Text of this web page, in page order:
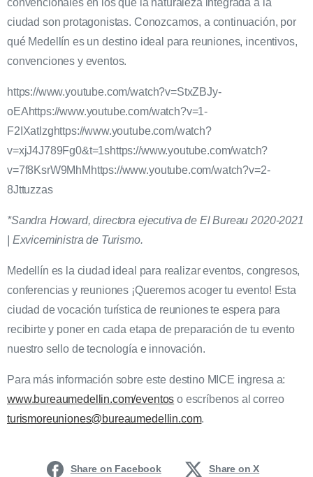
convencionales en los que la naturaleza integrada a la
ciudad son protagonistas. Conozcamos, a continuación, por
qué Medellín es un destino ideal para reuniones, incentivos,
convenciones y eventos.
https://www.youtube.com/watch?v=StxZBJy-
oEAhttps://www.youtube.com/watch?v=1-
F2IXatlzghttps://www.youtube.com/watch?
v=xjJ4J789Fg0&t=1shttps://www.youtube.com/watch?
v=7f8KsrW9MhMhttps://www.youtube.com/watch?v=2-
8Jttuzzas
*Sandra Howard, directora ejecutiva de El Bureau 2020-2021
Exviceministra de Turismo.
Medellín es la ciudad ideal para realizar eventos, congresos,
conferencias y reuniones ¡Queremos acoger tu evento! Esta
ciudad de vocación turística de reuniones te espera para
recibirte y poner en cada etapa de preparación de tu evento
nuestro sello de tecnología e innovación.
Para más información sobre este destino MICE ingresa a:
www.bureaumedellin.com/eventos o escríbenos al correo
turismoreuniones@bureaumedellin.com.
Share on Facebook Share on X